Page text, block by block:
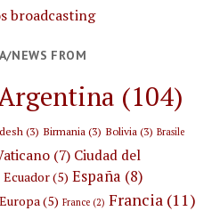
broadcasting
NEWS FROM
(104)
(3) Birmania (3) Bolivia (3) Brasile
(7) Ciudad del
Ecuador(5) España (8)
Europa(5) France(2) Francia(11)